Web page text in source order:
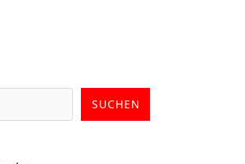
SUCHEN